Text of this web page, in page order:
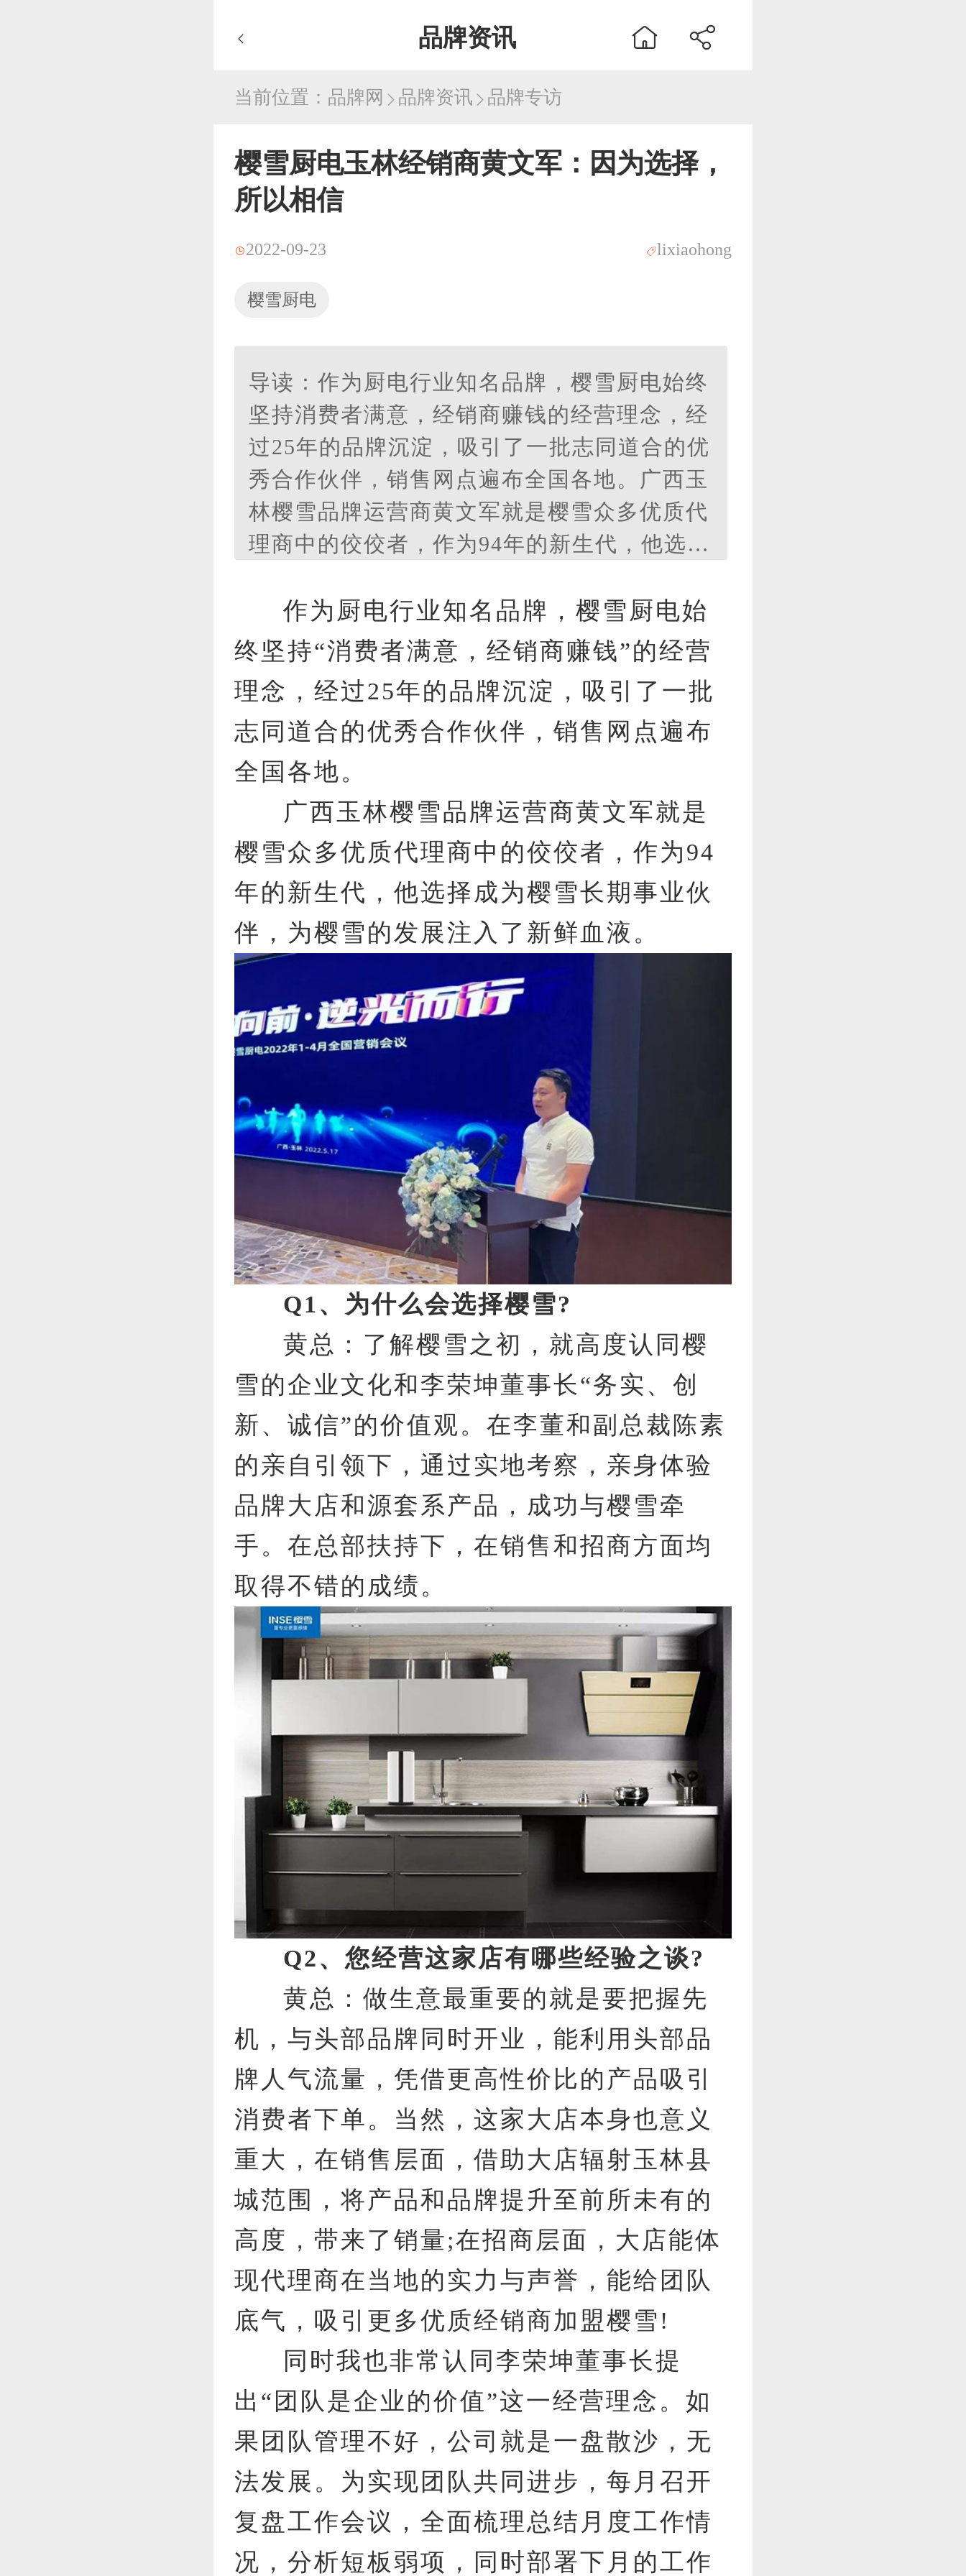
品牌资讯
当前位置： 品牌网 品牌资讯 品牌专访
樱雪厨电玉林经销商黄文军：因为选择，
所以相信
2022-09-23 lixiaohong
樱雪厨电
导读：​作为厨电行业知名品牌，樱雪厨电始终
坚持消费者满意，经销商赚钱的经营理念，经
过25年的品牌沉淀，吸引了一批志同道合的优
秀合作伙伴，销售网点遍布全国各地。广西玉
林樱雪品牌运营商黄文军就是樱雪众多优质代
理商中的佼佼者，作为94年的新生代，他选择
新鲜血液。
作为厨电行业知名品牌，樱雪厨电始
终坚持“消费者满意，经销商赚钱”的经营
理念，经过25年的品牌沉淀，吸引了一批
志同道合的优秀合作伙伴，销售网点遍布
全国各地。
广西玉林樱雪品牌运营商黄文军就是
樱雪众多优质代理商中的佼佼者，作为94
年的新生代，他选择成为樱雪长期事业伙
伴，为樱雪的发展注入了新鲜血液。
Q1、为什么会选择樱雪?
黄总：了解樱雪之初，就高度认同樱
雪的企业文化和李荣坤董事长“务实、创
新、诚信”的价值观。在李董和副总裁陈素
的亲自引领下，通过实地考察，亲身体验
品牌大店和源套系产品，成功与樱雪牵
手。在总部扶持下，在销售和招商方面均
取得不错的成绩。
Q2、您经营这家店有哪些经验之谈?
黄总：做生意最重要的就是要把握先
机，与头部品牌同时开业，能利用头部品
牌人气流量，凭借更高性价比的产品吸引
消费者下单。当然，这家大店本身也意义
重大，在销售层面，借助大店辐射玉林县
城范围，将产品和品牌提升至前所未有的
高度，带来了销量;在招商层面，大店能体
现代理商在当地的实力与声誉，能给团队
底气，吸引更多优质经销商加盟樱雪!
同时我也非常认同李荣坤董事长提
出“团队是企业的价值”这一经营理念。如
果团队管理不好，公司就是一盘散沙，无
法发展。为实现团队共同进步，每月召开
复盘工作会议，全面梳理总结月度工作情
况，分析短板弱项，同时部署下月的工作